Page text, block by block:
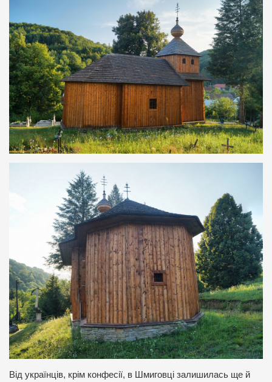
Від українців, крім конфесії, в Шмиговці залишилась ще й